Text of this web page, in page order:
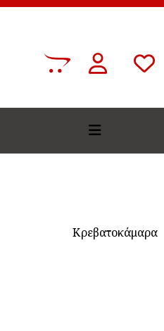
fab
fa-
far
Κρεβατοκάμαρα